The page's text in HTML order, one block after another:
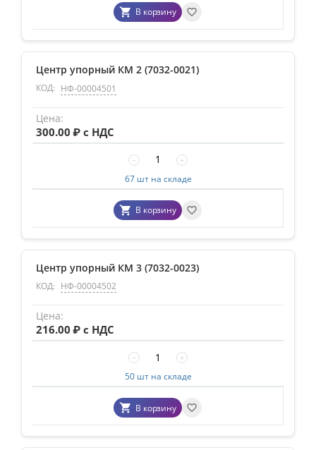
В корзину
Центр упорный КМ 2 (7032-0021)
КОД: НФ-00004501
300.00 ₽ с НДС
+
−
67 шт на складе
В корзину
Центр упорный КМ 3 (7032-0023)
КОД: НФ-00004502
216.00 ₽ с НДС
+
−
50 шт на складе
В корзину